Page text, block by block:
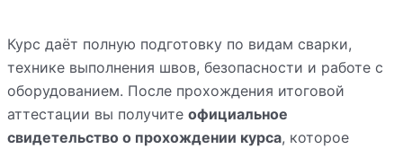
Курс даёт полную подготовку по видам сварки,
технике выполнения швов, безопасности и работе с
оборудованием. После прохождения итоговой
аттестации вы получите официальное
свидетельство о прохождении курса, которое